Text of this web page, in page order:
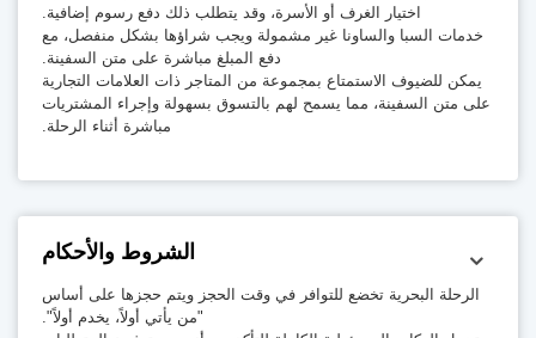
اختيار الغرف أو الأسرة، وقد يتطلب ذلك دفع رسوم إضافية.
خدمات السبا والساونا غير مشمولة ويجب شراؤها بشكل منفصل، مع
دفع المبلغ مباشرة على متن السفينة.
يمكن للضيوف الاستمتاع بمجموعة من المتاجر ذات العلامات التجارية
على متن السفينة، مما يسمح لهم بالتسوق بسهولة وإجراء المشتريات
مباشرة أثناء الرحلة.
الشروط والأحكام
الرحلة البحرية تخضع للتوافر في وقت الحجز ويتم حجزها على أساس
"من يأتي أولاً، يخدم أولاً".